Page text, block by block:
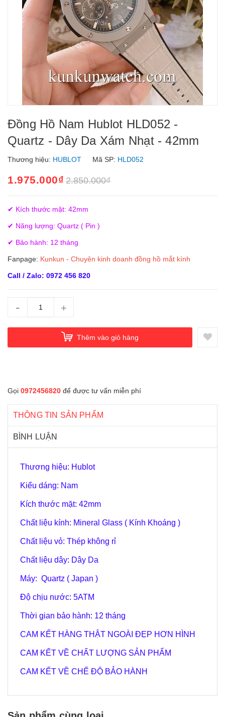
Đồng Hồ Nam Hublot HLD052 -
Quartz - Dây Da Xám Nhạt - 42mm
Thương hiệu: HUBLOT Mã SP: HLD052
1.975.000₫ 2.850.000₫
✔ Kích thước mặt: 42mm
✔ Năng lượng: Quartz ( Pin )
✔ Bảo hành: 12 tháng
Fanpage: Kunkun - Chuyên kinh doanh đồng hồ mắt kính
Call / Zalo: 0972 456 820
- +
Thêm vào giỏ hàng
Gọi 0972456820 để được tư vấn miễn phí
THÔNG TIN SẢN PHẨM
BÌNH LUẬN
Thương hiệu: Hublot
Kiểu dáng: Nam
Kích thước mặt: 42mm
Chất liệu kính: Mineral Glass ( Kính Khoáng )
Chất liệu vỏ: Thép không rỉ
Chất liệu dây: Dây Da
Máy: Quartz ( Japan )
Độ chịu nước: 5ATM
Thời gian bảo hành: 12 tháng
CAM KẾT HÀNG THẬT NGOÀI ĐẸP HƠN HÌNH
CAM KẾT VỀ CHẤT LƯỢNG SẢN PHẨM
CAM KẾT VỀ CHẾ ĐỘ BẢO HÀNH